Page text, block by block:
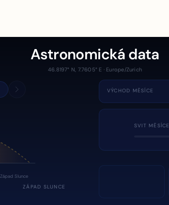
Astronomická data
46.8197° N, 7.7605° E · Europe/Zurich
Západ Slunce
ZÁPAD SLUNCE
VÝCHOD MĚSÍCE
SVIT MĚSÍCE